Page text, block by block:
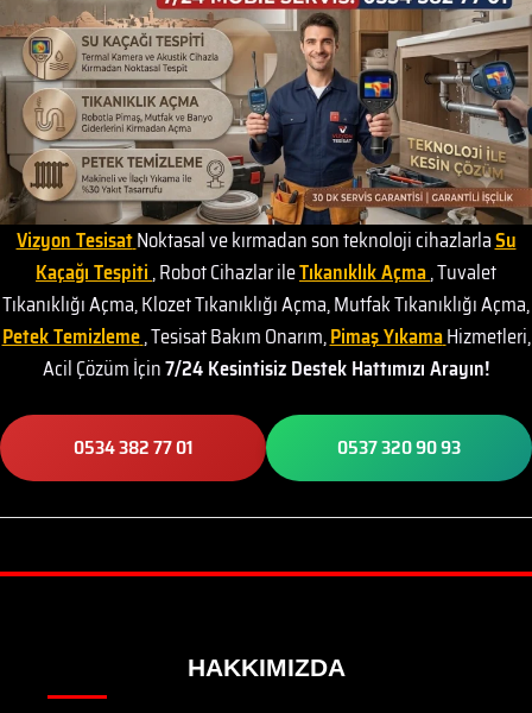
Vizyon TesisatNoktasal ve kırmadan son teknoloji cihazlarlaSu
Kaçağı Tespiti, Robot Cihazlar ileTıkanıklık Açma, Tuvalet
Tıkanıklığı Açma, Klozet Tıkanıklığı Açma, Mutfak Tıkanıklığı Açma,
Petek Temizleme, Tesisat Bakım Onarım,Pimaş YıkamaHizmetleri,
Acil Çözüm İçin7/24 Kesintisiz Destek Hattımızı Arayın!
0534 382 77 01 0537 320 90 93
HAKKIMIZDA